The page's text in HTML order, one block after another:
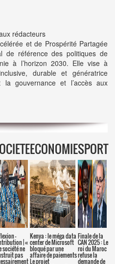
rédacteurs
et de Prospérité Partagée
de référence des politiques de
à l’horizon 2030. Elle vise à
durable et génératrice
la gouvernance et l’accès aux
ECONOMIESPORT
–
| «
société ne
pas
Kenya : le méga data
center de Microsoft
bloqué par une
affaire de paiements
Le projet
Finale de la
CAN 2025 : Le
roi du Maroc
refuse la
demande de